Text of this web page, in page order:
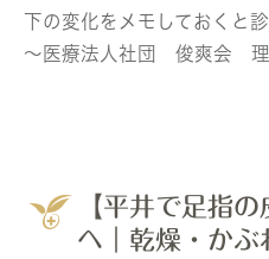
下の変化をメモしておくと
～医療法人社団 俊爽会
【平井で足指
へ｜乾燥・かぶ